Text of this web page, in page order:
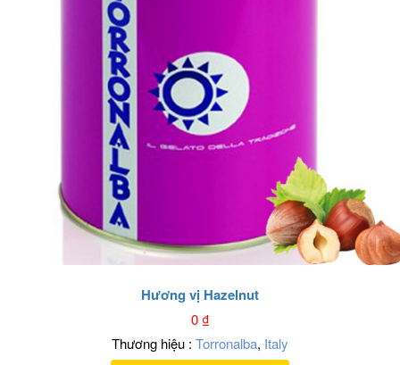
Hương vị Hazelnut
0₫
Thương hiệu : Torronalba, Italy